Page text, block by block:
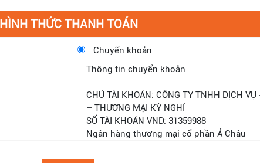
HÌNH THỨC THANH TOÁN
Chuyển khoản
Thông tin chuyển khoản
CHỦ TÀI KHOẢN: CÔNG TY TNHH DỊCH VỤ
– THƯƠNG MẠI KỲ NGHỈ
SỐ TÀI KHOẢN VND: 31359988
Ngân hàng thương mại cổ phần Á Châu